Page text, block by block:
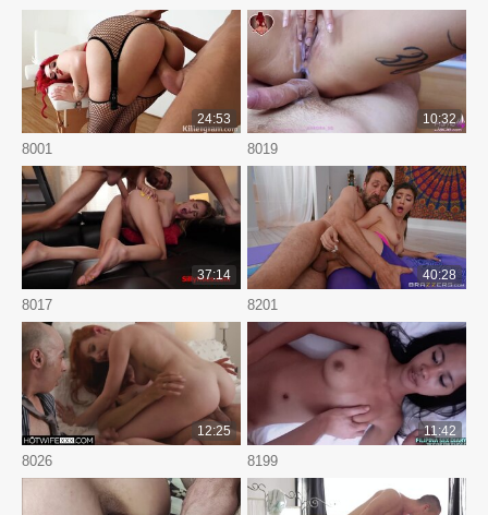
8001
24:53
8019
10:32
8017
37:14
8201
40:28
8026
12:25
8199
11:42